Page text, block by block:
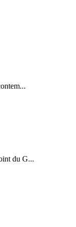
du G...